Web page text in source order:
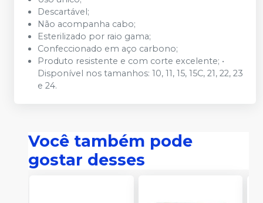
Descartável;
Não acompanha cabo;
Esterilizado por raio gama;
Confeccionado em aço carbono;
Produto resistente e com corte excelente; •
Disponível nos tamanhos: 10, 11, 15, 15C, 21, 22, 23
e 24.
Você também pode
gostar desses